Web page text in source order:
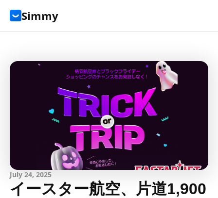
Simmy
July 24, 2025
イースター航空、片道1,900